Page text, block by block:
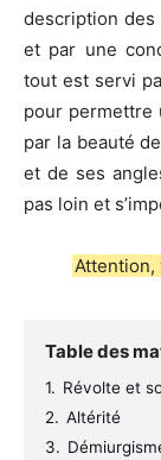
description des
et par une
tout est servi
pour permettre
par la beauté
et de ses
pas loin et
Attention,
Table des
1. Révolte et
2. Altérité
3.